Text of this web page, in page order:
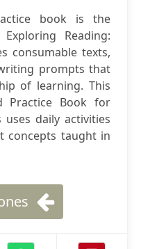
book is the
Reading:
consumable texts,
prompts that
of learning. This
Practice Book for
uses daily activities
concepts taught in